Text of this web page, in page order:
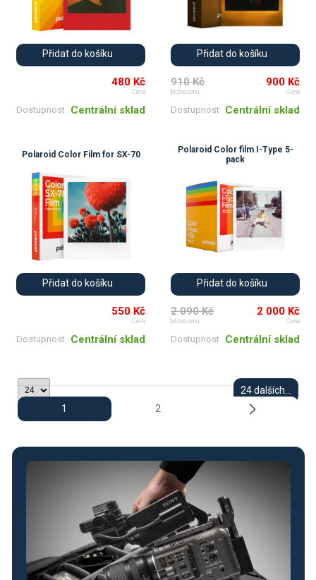
Přidat do košíku
480 Kč
Cena
Dostupnost Centrální sklad
Přidat do košíku
910 Kč
běžná cena
900 Kč
Cena
Dostupnost Centrální sklad
Polaroid Color Film for SX-70
Přidat do košíku
550 Kč
Cena
Dostupnost Centrální sklad
Polaroid Color film I-Type 5-
pack
Přidat do košíku
2 090 Kč
běžná cena
2 000 Kč
Cena
Dostupnost Centrální sklad
24 dalších...
1
2